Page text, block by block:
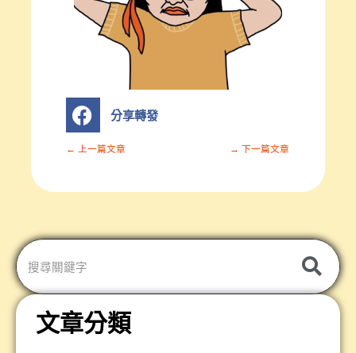
S
h
a
r
n
轉
分享轉發
← 上一篇文章 → 下一篇文章
文章分類